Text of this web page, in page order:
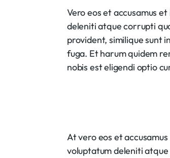
Vero eos et accusamus
deleniti atque corrupti
provident, similique sunt
fuga. Et harum quidem
nobis est eligendi optio
At vero eos et
voluptatum deleniti